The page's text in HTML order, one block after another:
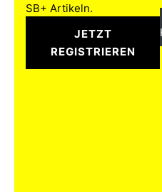
SB+ Artikeln.
JETZT
REGISTRIEREN